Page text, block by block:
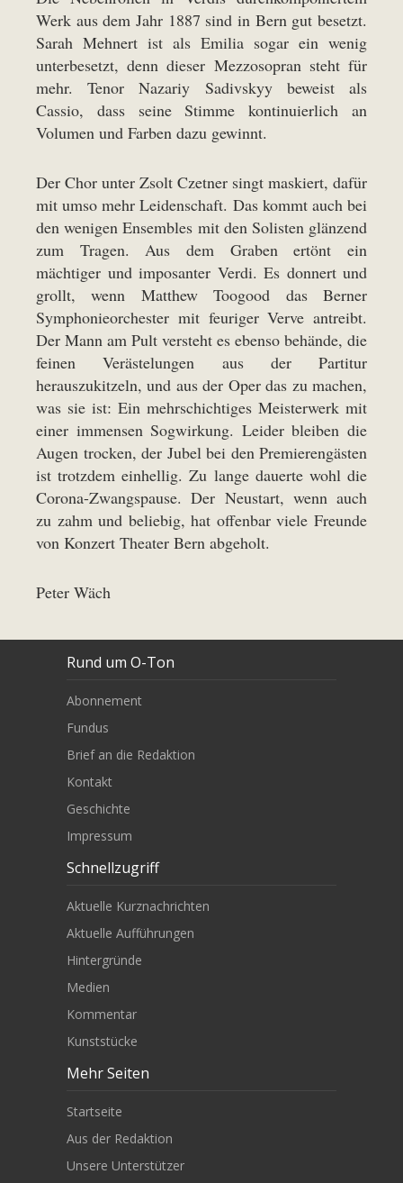
Werk aus dem Jahr 1887 sind in Bern gut besetzt.
Sarah Mehnert ist als Emilia sogar ein wenig
unterbesetzt, denn dieser Mezzosopran steht für
mehr. Tenor Nazariy Sadivskyy beweist als
Cassio, dass seine Stimme kontinuierlich an
Volumen und Farben dazu gewinnt.
Der Chor unter Zsolt Czetner singt maskiert, dafür
mit umso mehr Leidenschaft. Das kommt auch bei
den wenigen Ensembles mit den Solisten glänzend
zum Tragen. Aus dem Graben ertönt ein
mächtiger und imposanter Verdi. Es donnert und
grollt, wenn Matthew Toogood das Berner
Symphonieorchester mit feuriger Verve antreibt.
Der Mann am Pult versteht es ebenso behände, die
feinen Verästelungen aus der Partitur
herauszukitzeln, und aus der Oper das zu machen,
was sie ist: Ein mehrschichtiges Meisterwerk mit
einer immensen Sogwirkung. Leider bleiben die
Augen trocken, der Jubel bei den Premierengästen
ist trotzdem einhellig. Zu lange dauerte wohl die
Corona-Zwangspause. Der Neustart, wenn auch
zu zahm und beliebig, hat offenbar viele Freunde
von Konzert Theater Bern abgeholt.
Peter Wäch
Rund um O-Ton
Abonnement
Fundus
Brief an die Redaktion
Kontakt
Geschichte
Impressum
Schnellzugriff
Aktuelle Kurznachrichten
Aktuelle Aufführungen
Hintergründe
Medien
Kommentar
Kunststücke
Mehr Seiten
Startseite
Aus der Redaktion
Unsere Unterstützer